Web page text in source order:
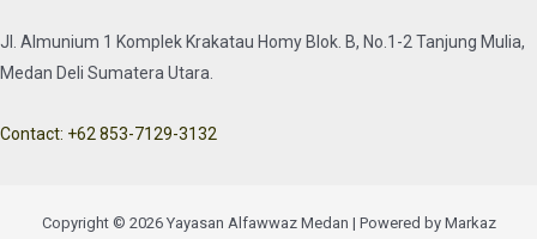
Jl. Almunium 1 Komplek Krakatau Homy Blok. B, No.1-2 Tanjung Mulia,
Medan Deli Sumatera Utara.
Contact: +62 853-7129-3132
Copyright © 2026 Yayasan Alfawwaz Medan | Powered by Markaz